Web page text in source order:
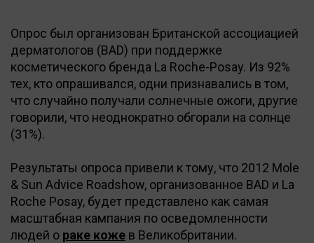
Опрос был организован Британской ассоциацией
дерматологов (BAD) при поддержке
косметического бренда La Roche-Posay. Из 92%
тех, кто опрашивался, одни признавались в том,
что случайно получали солнечные ожоги, другие
говорили, что неоднократно обгорали на солнце
(31%).
Результаты опроса привели к тому, что 2012 Mole
& Sun Advice Roadshow, организованное BAD и La
Roche Posay, будет представлено как самая
масштабная кампания по осведомленности
людей о раке коже в Великобритании.